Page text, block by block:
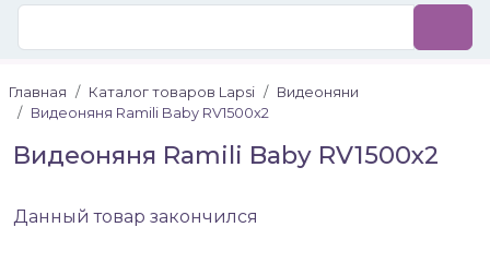
Главная Каталог товаров Lapsi
Видеоняни
Видеоняня Ramili Baby RV1500х2
Видеоняня Ramili Baby RV1500х2
Данный товар закончился